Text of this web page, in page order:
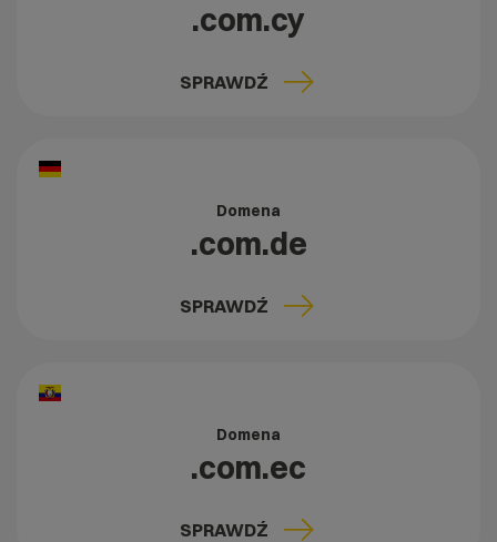
.com.cy
SPRAWDŹ
Domena
.com.de
SPRAWDŹ
Domena
.com.ec
SPRAWDŹ